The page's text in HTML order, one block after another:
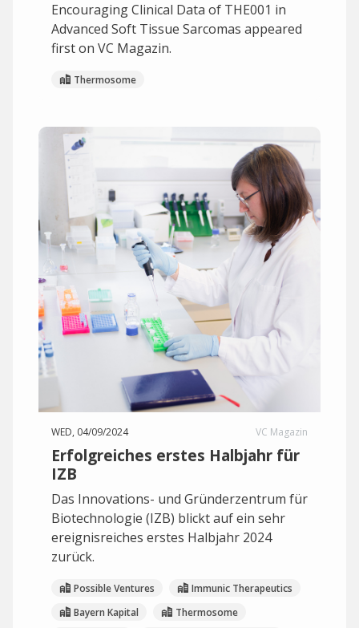
Encouraging Clinical Data of THE001 in
Advanced Soft Tissue Sarcomas appeared
first on VC Magazin.
Thermosome
WED, 04/09/2024 VC Magazin
Erfolgreiches erstes Halbjahr für
IZB
Das Innovations- und Gründerzentrum für
Biotechnologie (IZB) blickt auf ein sehr
ereignisreiches erstes Halbjahr 2024
zurück.
Possible Ventures
Immunic Therapeutics
Bayern Kapital
Thermosome